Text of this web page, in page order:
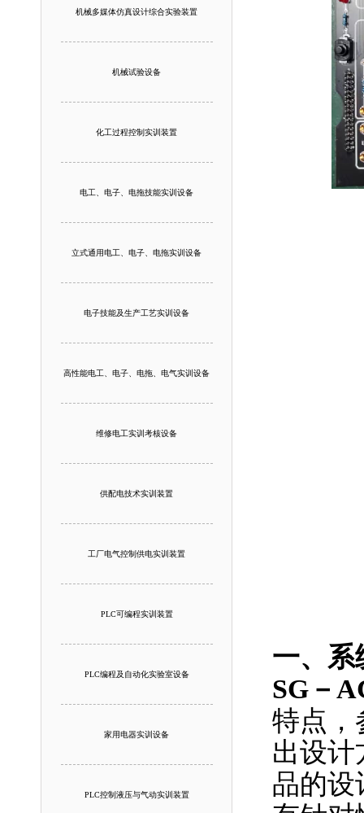
机械多媒体仿真设计综合实验装置
机械试验设备
化工过程控制实训装置
电工、电子、电拖技能实训设备
立式通用电工、电子、电拖实训设备
电子技能及生产工艺实训设备
高性能电工、电子、电拖、电气实训设备
维修电工实训考核设备
供配电技术实训装置
工厂电气控制供电实训装置
PLC可编程实训装置
PLC编程及自动化实验室设备
家用电器实训设备
PLC控制液压与气动实训装置
一、系
SG－
特点，
出设计
品的设